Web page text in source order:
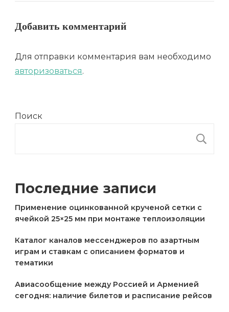
Добавить комментарий
Для отправки комментария вам необходимо
авторизоваться.
Поиск
Последние записи
Применение оцинкованной крученой сетки с
ячейкой 25×25 мм при монтаже теплоизоляции
Каталог каналов мессенджеров по азартным
играм и ставкам с описанием форматов и
тематики
Авиасообщение между Россией и Арменией
сегодня: наличие билетов и расписание рейсов